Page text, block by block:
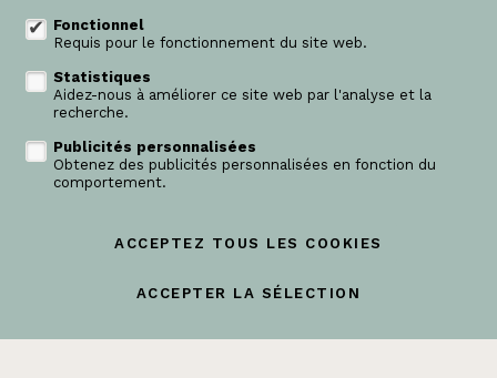
info@domusvastgoed.be
Suivez-nous sur:
Fonctionnel
Requis pour le fonctionnement du site web.
Statistiques
Aidez-nous à améliorer ce site web par l'analyse et la
recherche.
Publicités personnalisées
Obtenez des publicités personnalisées en fonction du
comportement.
ACCEPTEZ TOUS LES COOKIES
ACCEPTER LA SÉLECTION